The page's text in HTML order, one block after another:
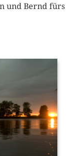
und Bernd fürs